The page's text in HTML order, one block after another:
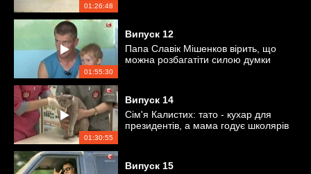
01:26:48
01:55:30
Випуск 12
Папа Славік Мішенков вірить, що
можна розбагатіти силою думки
01:30:55
Випуск 14
Сім'я Калистих: тато - кухар для
президентів, а мама годує школярів
Випуск 15